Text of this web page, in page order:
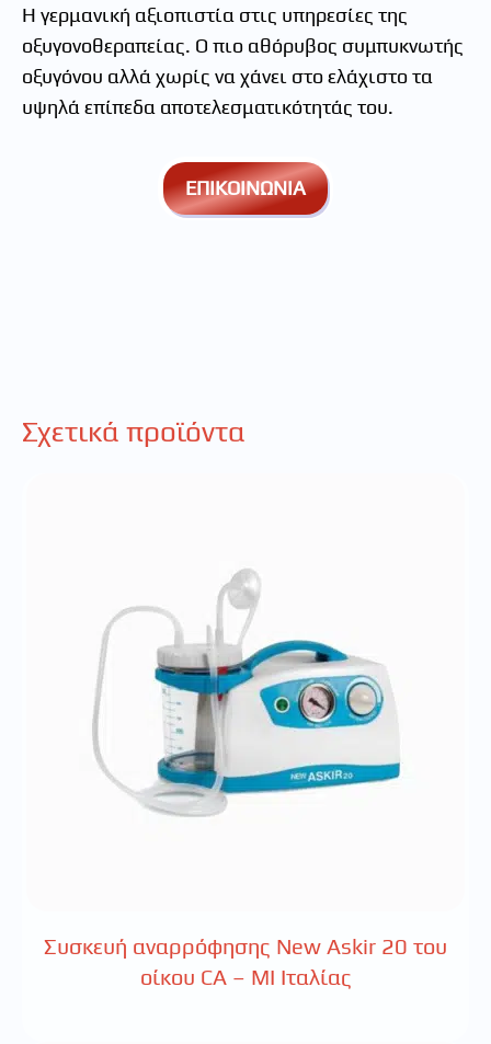
H γερμανική αξιοπιστία στις υπηρεσίες της
οξυγονοθεραπείας. Ο πιο αθόρυβος συμπυκνωτής
οξυγόνου αλλά χωρίς να χάνει στο ελάχιστο τα
υψηλά επίπεδα αποτελεσματικότητάς του.
ΕΠΙΚΟΙΝΩΝΙΑ
Σχετικά προϊόντα
Συσκευή αναρρόφησης New Askir 20 του
οίκου CA – MI Ιταλίας